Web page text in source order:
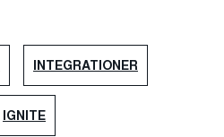
INTEGRATIONER
IGNITE